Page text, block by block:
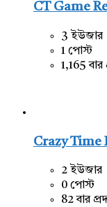
CT Game
3 ইউজার
1 পোস্ট
1,165 বার
Crazy Time
2 ইউজার
0 পোস্ট
82 বার